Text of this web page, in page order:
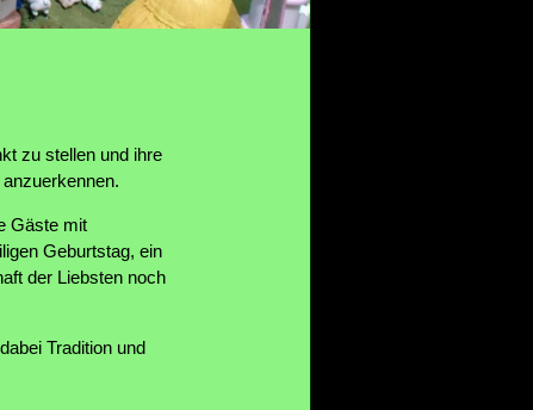
zu stellen und ihre
Gäste mit
Geburtstag, ein
der Liebsten noch
Tradition und